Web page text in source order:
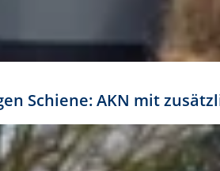
Schiene: AKN mit